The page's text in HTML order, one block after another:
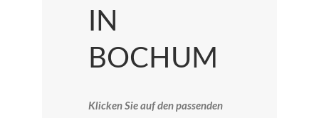
IN
BOCHUM
Klicken Sie auf den passenden